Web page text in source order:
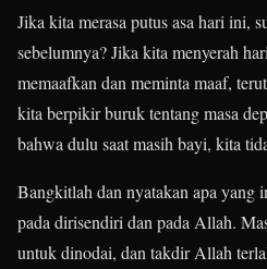
Jika kita merasa putus asa hari ini,
sebelumnya? Jika kita menyerah
memaafkan dan meminta maaf,
kita berpikir buruk tentang masa
bahwa dulu saat masih bayi, kita
Bangkitlah dan nyatakan apa yang
pada dirisendiri dan pada Allah.
untuk dinodai, dan takdir Allah